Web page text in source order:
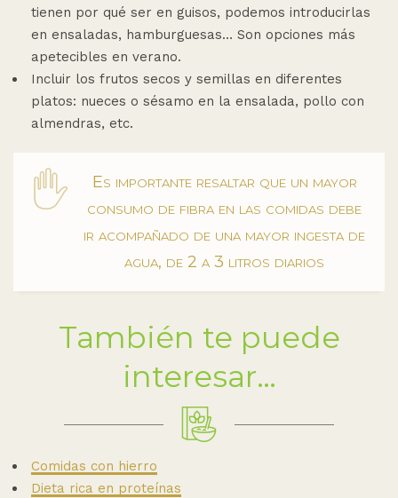
tienen por qué ser en guisos, podemos introducirlas
en ensaladas, hamburguesas… Son opciones más
apetecibles en verano.
Incluir los frutos secos y semillas en diferentes
platos: nueces o sésamo en la ensalada, pollo con
almendras, etc.
Es importante resaltar que un mayor
consumo de fibra en las comidas debe
ir acompañado de una mayor ingesta de
agua, de 2 a 3 litros diarios
También te puede
interesar…
Comidas con hierro
Dieta rica en proteínas